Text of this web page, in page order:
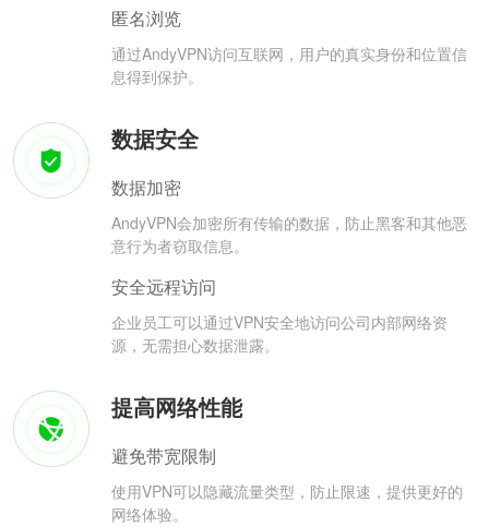
匿名浏览
通过AndyVPN访问互联网，用户的真实身份和位置信
息得到保护。
数据安全
数据加密
AndyVPN会加密所有传输的数据，防止黑客和其他恶
意行为者窃取信息。
安全远程访问
企业员工可以通过VPN安全地访问公司内部网络资
源，无需担心数据泄露。
提高网络性能
避免带宽限制
使用VPN可以隐藏流量类型，防止限速，提供更好的
网络体验。